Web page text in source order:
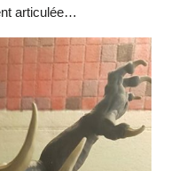
articulée…